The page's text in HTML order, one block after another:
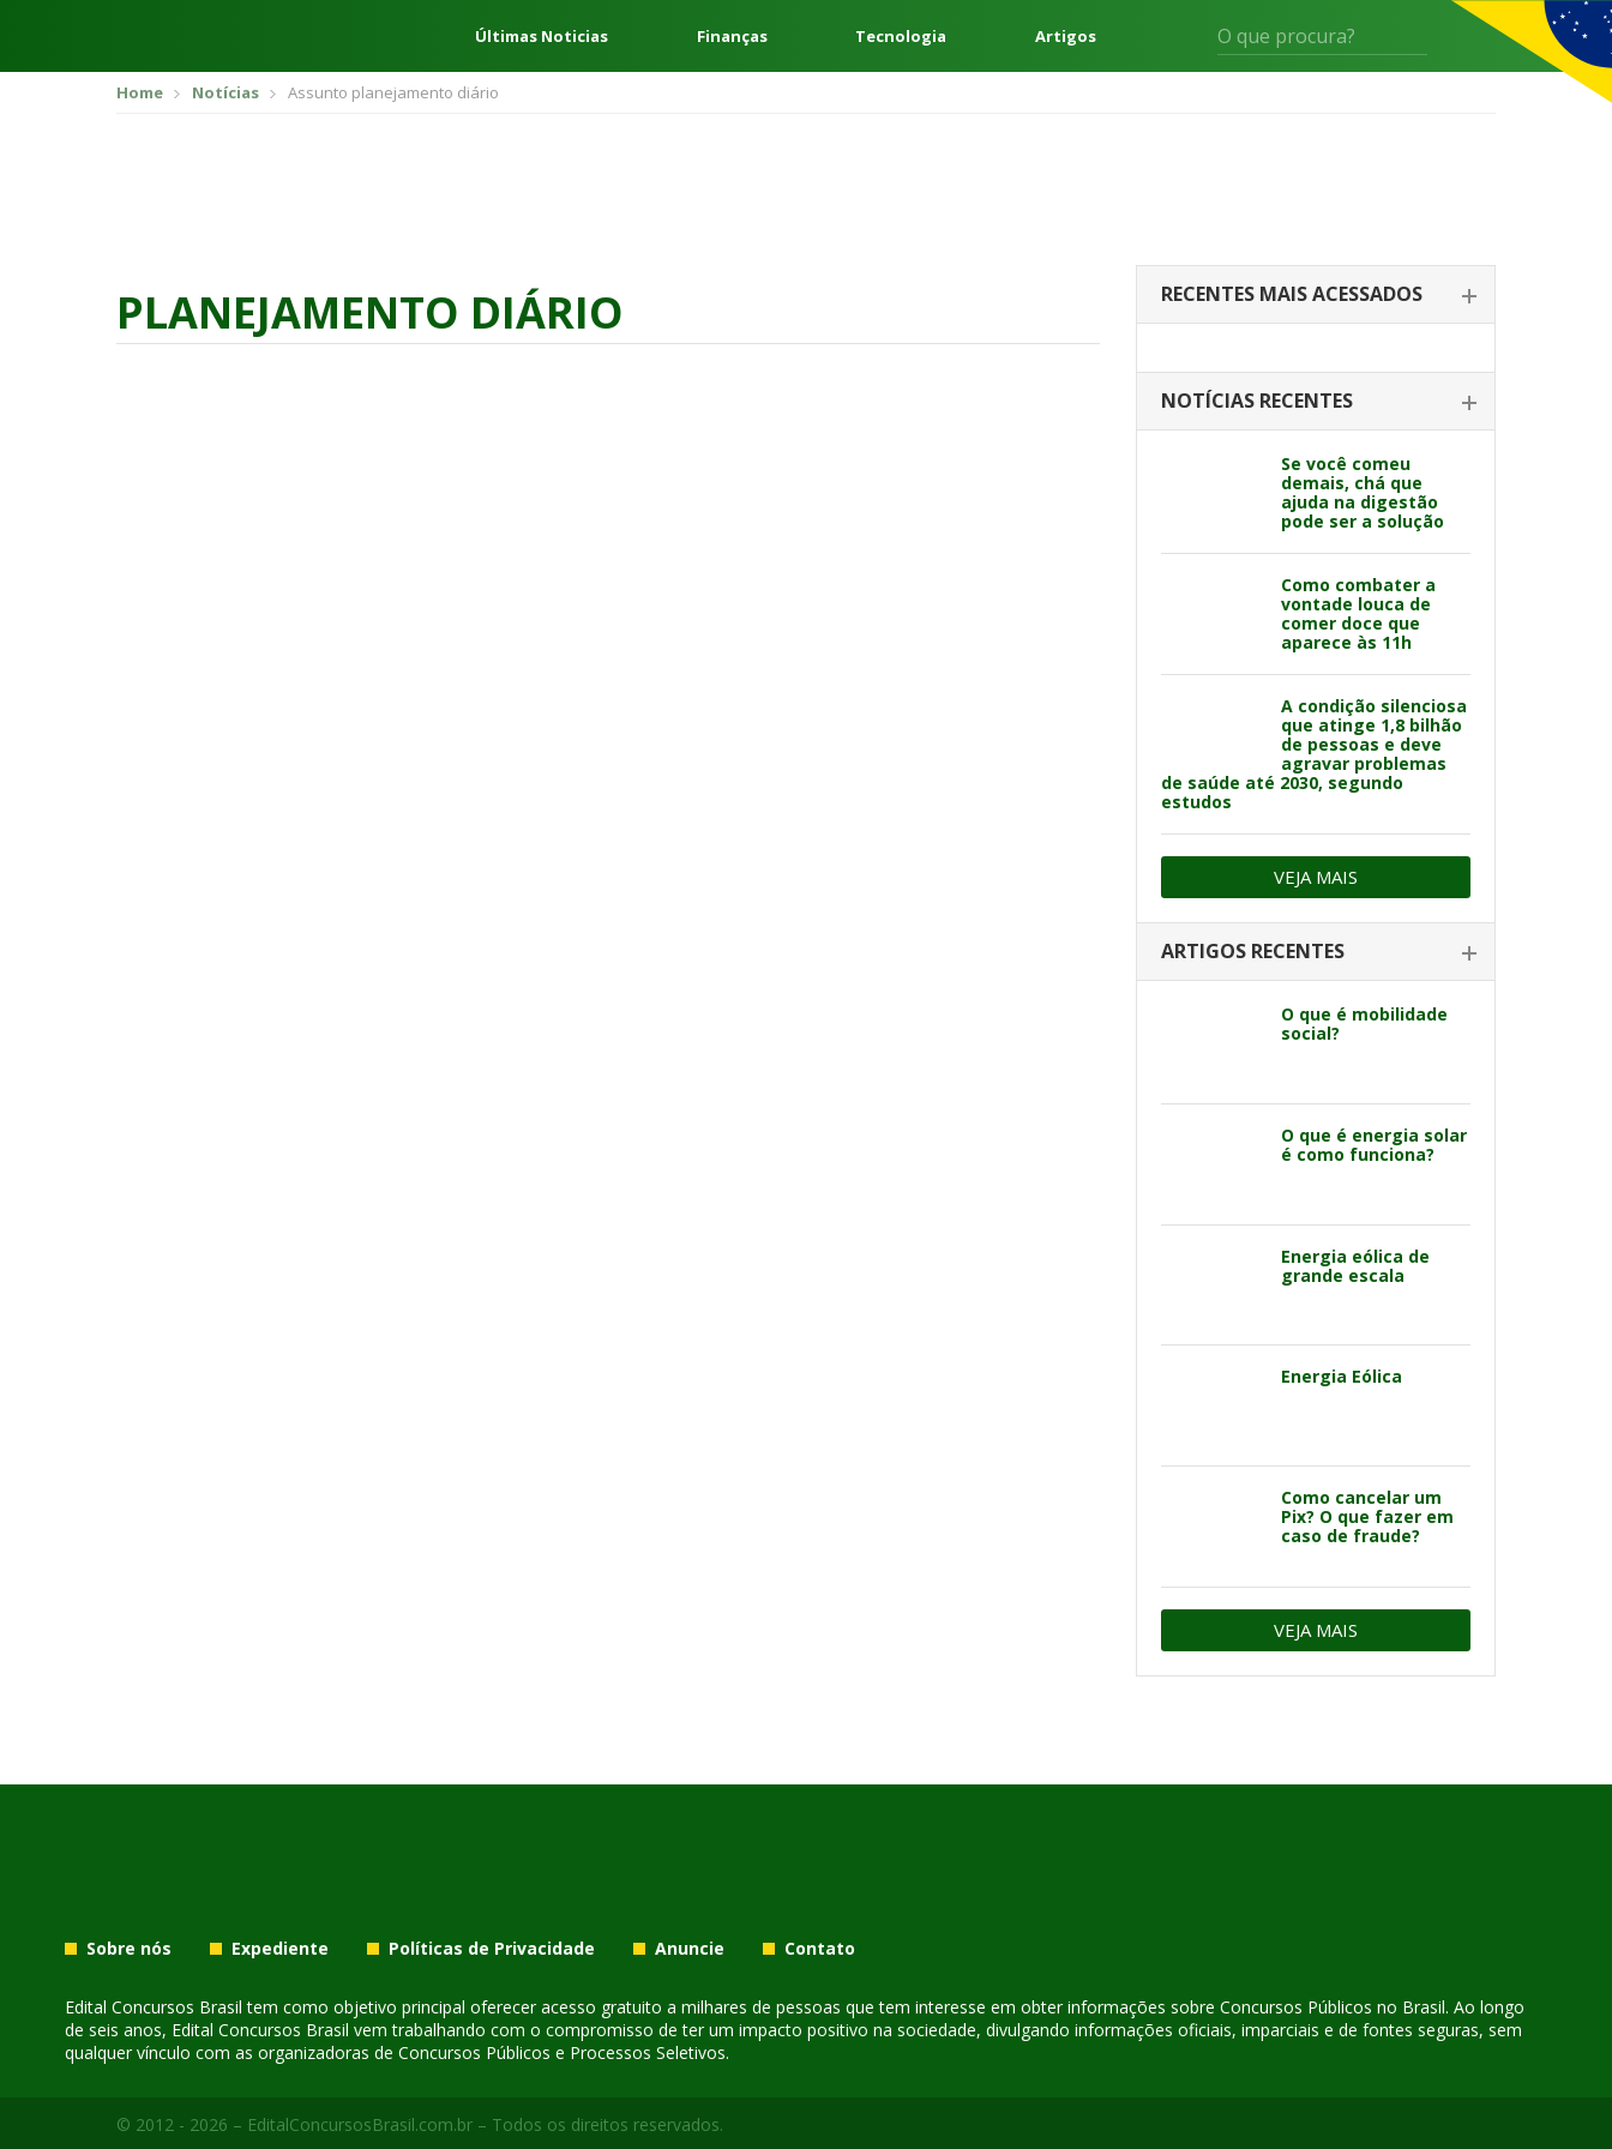
Últimas Noticias Finanças Tecnologia Artigos
Home Notícias Assunto planejamento diário
PLANEJAMENTO DIÁRIO RECENTES MAIS ACESSADOS
NOTÍCIAS RECENTES
Se você comeu
demais, chá que
ajuda na digestão
pode ser a solução
Como combater a
vontade louca de
comer doce que
aparece às 11h
A condição silenciosa
que atinge 1,8 bilhão
de pessoas e deve
agravar problemas
de saúde até 2030, segundo
estudos
VEJA MAIS
ARTIGOS RECENTES
O que é mobilidade
social?
O que é energia solar
é como funciona?
Energia eólica de
grande escala
Energia Eólica
Como cancelar um
Pix? O que fazer em
caso de fraude?
VEJA MAIS
Sobre nós Expediente Políticas de Privacidade Anuncie Contato
Edital Concursos Brasil tem como objetivo principal oferecer acesso gratuito a milhares de pessoas que tem interesse em obter informações sobre Concursos Públicos no Brasil. Ao longo
de seis anos, Edital Concursos Brasil vem trabalhando com o compromisso de ter um impacto positivo na sociedade, divulgando informações oficiais, imparciais e de fontes seguras, sem
qualquer vínculo com as organizadoras de Concursos Públicos e Processos Seletivos.
© 2012 - 2026 – EditalConcursosBrasil.com.br – Todos os direitos reservados.